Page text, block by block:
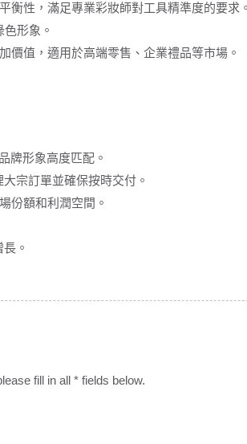
性，滿足專業彩妝師對工具精準度的要求。
形象。
值，適用於高端零售、企業禮品等市場。
牌形象高度匹配。
宗訂單並確保按時交付。
份額和利潤空間。
。